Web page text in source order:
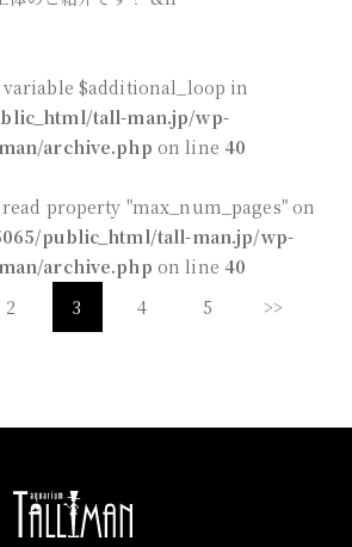
$additional_loop in
tall-man.jp/wp-
archive.php on line 40
property "max_num_pages" on
public_html/tall-man.jp/wp-
archive.php on line 40
2 3 4 5 >>